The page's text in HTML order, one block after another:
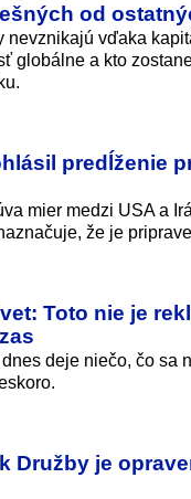
od
nevznikajú vďaka
globálne a kto
predĺženie
mier medzi USA a
že je
Toto nie je
deje niečo, čo sa
Družby je